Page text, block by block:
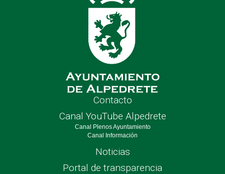
Contacto
Canal YouTube Alpedrete
Canal Plenos Ayuntamiento
Canal Información
Noticias
Portal de transparencia